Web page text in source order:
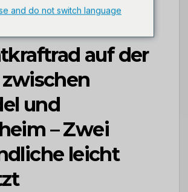
Unfall mit
auf der
zwischen
und
– Zwei
leicht
and do not switch language